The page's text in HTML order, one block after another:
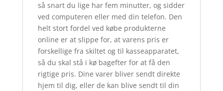
så snart du lige har fem minutter, og sidder
ved computeren eller med din telefon. Den
helt stort fordel ved købe produkterne
online er at slippe for, at varens pris er
forskellige fra skiltet og til kasseapparatet,
så du skal stå i kø bagefter for at få den
rigtige pris. Dine varer bliver sendt direkte
hjem til dig, eller de kan blive sendt til din